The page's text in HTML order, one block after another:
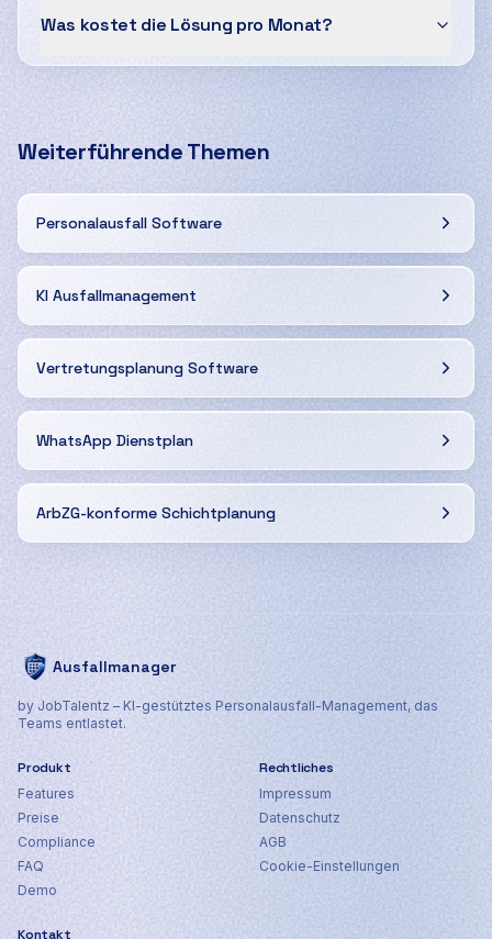
Was kostet die Lösung pro Monat?
Weiterführende Themen
Personalausfall Software
KI Ausfallmanagement
Vertretungsplanung Software
WhatsApp Dienstplan
ArbZG-konforme Schichtplanung
Ausfallmanager
by JobTalentz – KI-gestütztes Personalausfall-Management, das
Teams entlastet.
Produkt
Features
Preise
Compliance
FAQ
Demo
Rechtliches
Impressum
Datenschutz
AGB
Cookie-Einstellungen
Kontakt